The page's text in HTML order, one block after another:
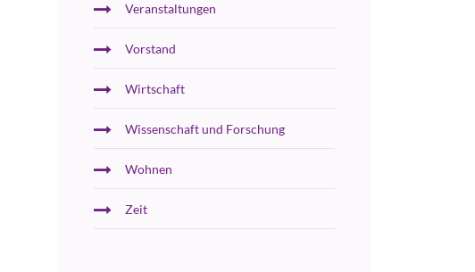
Veranstaltungen
Vorstand
Wirtschaft
Wissenschaft und Forschung
Wohnen
Zeit